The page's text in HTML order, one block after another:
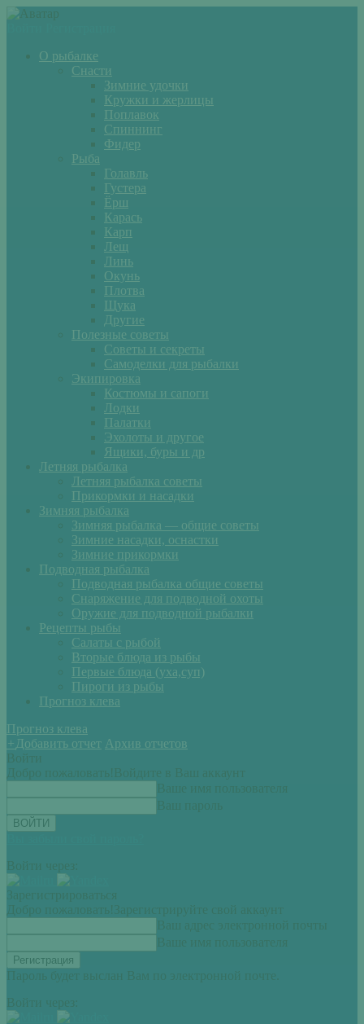
О рыбалке
Снасти
Зимние удочки
Кружки и жерлицы
Поплавок
Спиннинг
Фидер
Рыба
Голавль
Густера
Ёрш
Карась
Карп
Лещ
Линь
Окунь
Плотва
Щука
Другие
Полезные советы
Советы и секреты
Самоделки для рыбалки
Экипировка
Костюмы и сапоги
Лодки
Палатки
Эхолоты и другое
Ящики, буры и др
Летняя рыбалка
Летняя рыбалка советы
Прикормки и насадки
Зимняя рыбалка
Зимняя рыбалка — общие советы
Зимние насадки, оснастки
Зимние прикормки
Подводная рыбалка
Подводная рыбалка общие советы
Снаряжение для подводной охоты
Оружие для подводной рыбалки
Рецепты рыбы
Салаты с рыбой
Вторые блюда из рыбы
Первые блюда (уха,суп)
Пироги из рыбы
Прогноз клева
Прогноз клева
+ Добавить отчет Архив отчетов
Войти
Добро пожаловать! Войдите в Ваш аккаунт
Ваше имя пользователя
Ваш пароль
Войти через:
Зарегистрироваться
Добро пожаловать! Зарегистрируйте свой аккаунт
Ваш адрес электронной почты
Ваше имя пользователя
Пароль будет выслан Вам по электронной почте.
Войти через: